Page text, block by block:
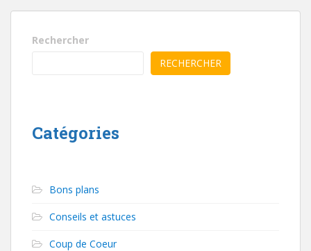
Rechercher
RECHERCHER
Catégories
Bons plans
Conseils et astuces
Coup de Coeur